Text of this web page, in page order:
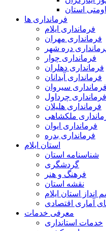
استان
فرمانداری ها
فرمانداری ایلام
فرمانداری مهران
دره شهر
فرمانداری چوار
فرمانداری دهلران
فرمانداری آبدانان
فرمانداری سیروان
فرمانداری چرداول
فرمانداری هلیلان
ملکشاهی
فرمانداری ایوان
فرمانداری بدره
استان ایلام
شناسنامه استان
گردشگری
فرهنگ و هنر
نقشه استان
انداز استان ایلام
آماری اقتصادی
معرفی خدمات
خدمات استانداری